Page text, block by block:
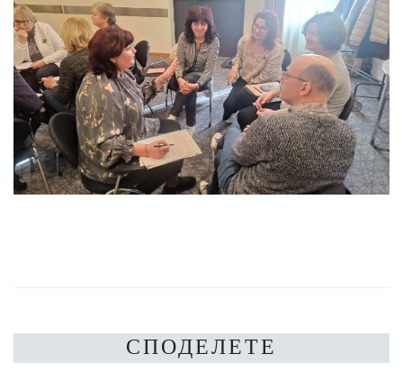
СПОДЕЛЕТЕ